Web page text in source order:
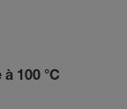
100 °C